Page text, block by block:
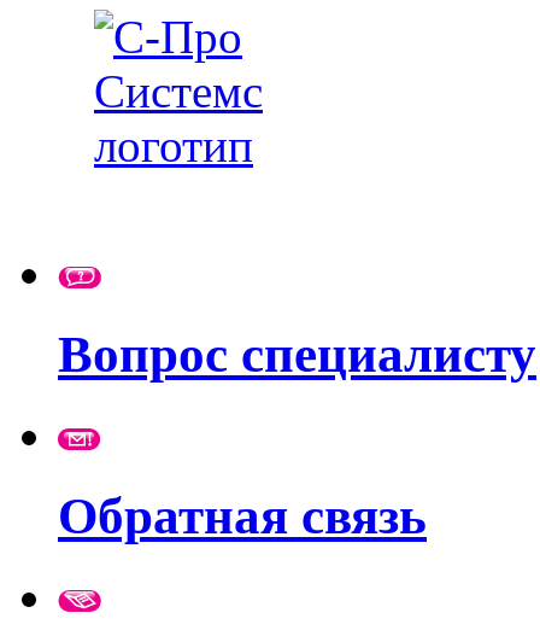
Вопрос специалисту
Обратная связь